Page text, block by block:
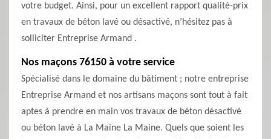
votre budget. Ainsi, pour un excellent rapport qualité-prix
en travaux de béton lavé ou désactivé, n’hésitez pas à
solliciter Entreprise Armand .
Nos maçons 76150 à votre service
Spécialisé dans le domaine du bâtiment ; notre entreprise
Entreprise Armand et nos artisans maçons sont tout à fait
aptes à prendre en main vos travaux de béton désactivé
ou béton lavé à La Maine La Maine. Quels que soient les